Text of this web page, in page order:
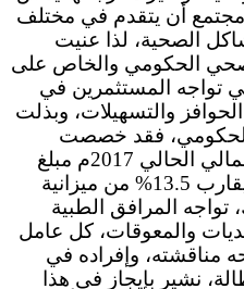
مجتمع أن يتقدم في مختلف
الصحية، لذا عنيت
الحكومي والخاص على
تواجه المستثمرين في
والتسهيلات، وبذلت
الحكومي، فقد خصصت
للخدمات الصحية في العام المالي الحالي 2017م مبلغ
(120.419.691ريال)، وهو ما يقارب 13.5% من ميزانية
تواجه المرافق الطبية
والمعوقات، كل عامل
مناقشته، وإفراده في
نشير بإيجاز في هذا